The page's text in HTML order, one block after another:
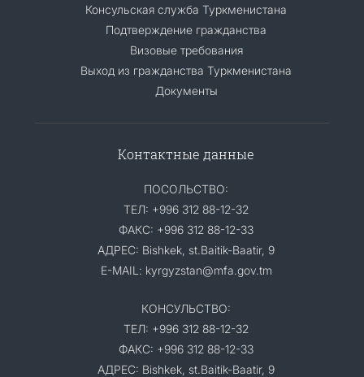
Консульская служба Туркменистана
Подтверждение гражданства
Визовые требования
Выход из гражданства Туркменистана
Документы
Контактные данные
ПОСОЛЬСТВО:
ТЕЛ: +996 312 88-12-32
ФАКС: +996 312 88-12-33
АДРЕС: Bishkek, st.Baitik-Baatir, 9
E-MAIL: kyrgyzstan@mfa.gov.tm
КОНСУЛЬСТВО:
ТЕЛ: +996 312 88-12-32
ФАКС: +996 312 88-12-33
АДРЕС: Bishkek, st.Baitik-Baatir, 9